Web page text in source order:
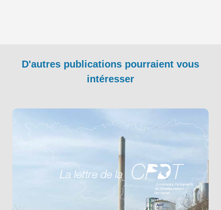
D'autres publications pourraient vous
intéresser